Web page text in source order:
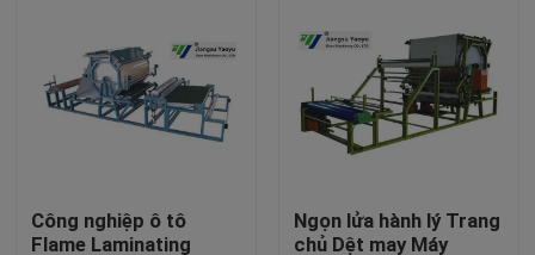
Máy cắt thủy lực
Máy cắt cánh tay thủy lực
Công nghiệp ô tô
Flame Laminating
Ngọn lửa hành lý Trang
chủ Dệt may Máy